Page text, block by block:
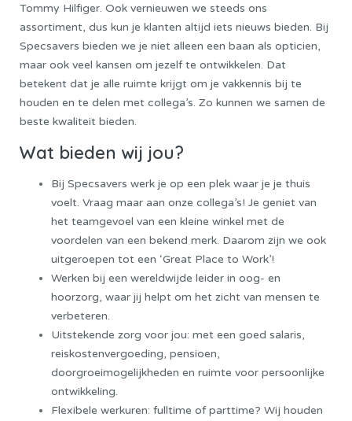
Tommy Hilfiger. Ook vernieuwen we steeds ons
assortiment, dus kun je klanten altijd iets nieuws bieden. Bij
Specsavers bieden we je niet alleen een baan als opticien,
maar ook veel kansen om jezelf te ontwikkelen. Dat
betekent dat je alle ruimte krijgt om je vakkennis bij te
houden en te delen met collega’s. Zo kunnen we samen de
beste kwaliteit bieden.
Wat bieden wij jou?
Bij Specsavers werk je op een plek waar je je thuis
voelt. Vraag maar aan onze collega’s! Je geniet van
het teamgevoel van een kleine winkel met de
voordelen van een bekend merk. Daarom zijn we ook
uitgeroepen tot een ‘Great Place to Work’!
Werken bij een wereldwijde leider in oog- en
hoorzorg, waar jij helpt om het zicht van mensen te
verbeteren.
Uitstekende zorg voor jou: met een goed salaris,
reiskostenvergoeding, pensioen,
doorgroeimogelijkheden en ruimte voor persoonlijke
ontwikkeling.
Flexibele werkuren: fulltime of parttime? Wij houden